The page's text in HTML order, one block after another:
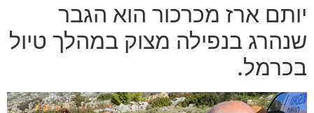
יותם ארז מכרכור הוא הגבר
שנהרג בנפילה מצוק במהלך טיול
בכרמל.